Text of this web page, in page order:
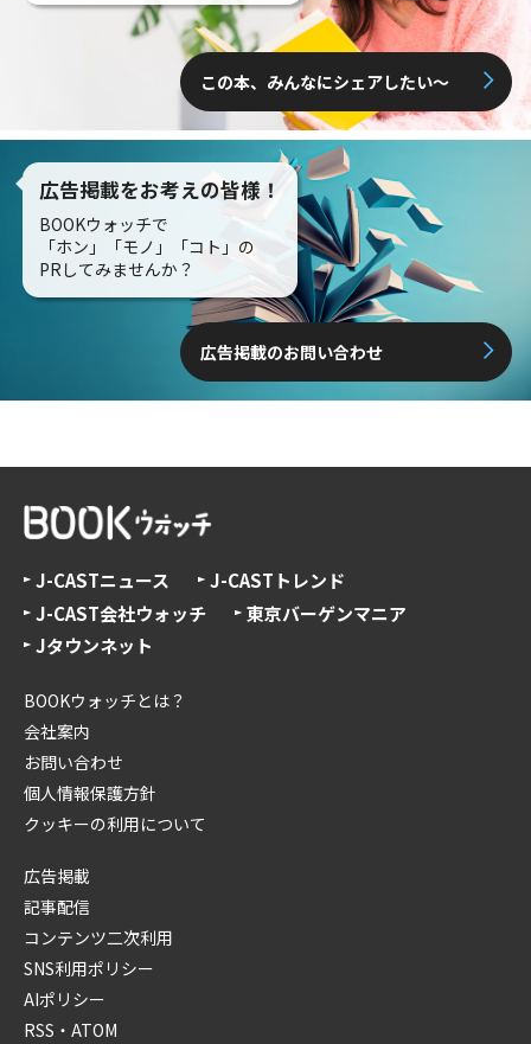
この本、みんなにシェアしたい〜
広告掲載をお考えの皆様！
BOOKウォッチで
「ホン」「モノ」「コト」の
PRしてみませんか？
広告掲載のお問い合わせ
J-CASTニュース
J-CASTトレンド
J-CAST会社ウォッチ
東京バーゲンマニア
Jタウンネット
BOOKウォッチとは？
会社案内
お問い合わせ
個人情報保護方針
クッキーの利用について
広告掲載
記事配信
コンテンツ二次利用
SNS利用ポリシー
AIポリシー
RSS・ATOM